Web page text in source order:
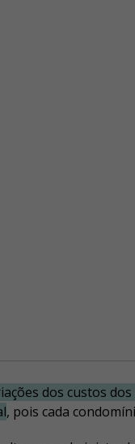
dos custos
, pois cada